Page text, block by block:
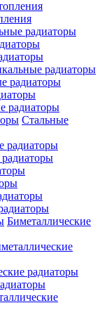
радиаторы
радиаторы
радиаторы
радиаторы
Стальные
Биметаллические
радиаторы